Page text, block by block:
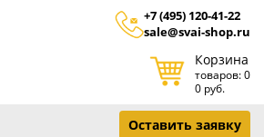
+7 (495) 120-41-22
sale@svai-shop.ru
Корзина
товаров: 0
0 руб.
Оставить заявку